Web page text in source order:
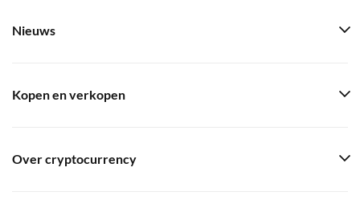
Nieuws
Kopen en verkopen
Over cryptocurrency